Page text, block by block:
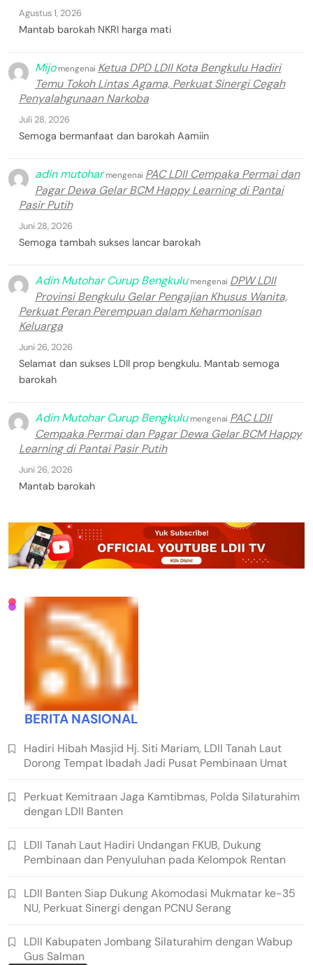
Agustus 1, 2026
Mantab barokah NKRI harga mati
Mijomengenai Ketua DPD LDII Kota Bengkulu Hadiri
Temu Tokoh Lintas Agama, Perkuat Sinergi Cegah
Penyalahgunaan Narkoba
Juli 28, 2026
Semoga bermanfaat dan barokah Aamiin
adin mutoharmengenai PAC LDII Cempaka Permai dan
Pagar Dewa Gelar BCM Happy Learning di Pantai
Pasir Putih
Juni 28, 2026
Semoga tambah sukses lancar barokah
Adin Mutohar Curup Bengkulumengenai DPW LDII
Provinsi Bengkulu Gelar Pengajian Khusus Wanita,
Perkuat Peran Perempuan dalam Keharmonisan
Keluarga
Juni 26, 2026
Selamat dan sukses LDII prop bengkulu. Mantab semoga
barokah
Adin Mutohar Curup Bengkulumengenai PAC LDII
Cempaka Permai dan Pagar Dewa Gelar BCM Happy
Learning di Pantai Pasir Putih
Juni 26, 2026
Mantab barokah
BERITA NASIONAL
Hadiri Hibah Masjid Hj. Siti Mariam, LDII Tanah Laut
Dorong Tempat Ibadah Jadi Pusat Pembinaan Umat
Perkuat Kemitraan Jaga Kamtibmas, Polda Silaturahim
dengan LDII Banten
LDII Tanah Laut Hadiri Undangan FKUB, Dukung
Pembinaan dan Penyuluhan pada Kelompok Rentan
LDII Banten Siap Dukung Akomodasi Mukmatar ke-35
NU, Perkuat Sinergi dengan PCNU Serang
LDII Kabupaten Jombang Silaturahim dengan Wabup
Gus Salman